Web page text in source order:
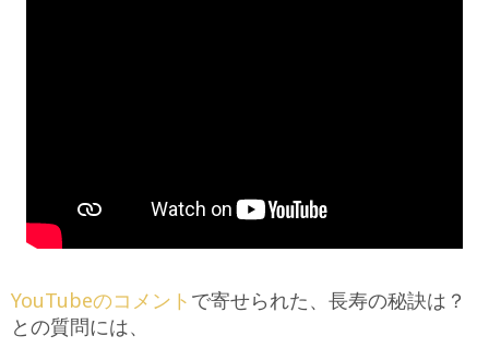
YouTubeのコメント で寄せられた、長寿の秘訣は？
との質問には、